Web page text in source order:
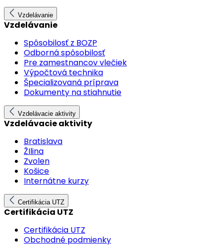
Vzdelávanie
Vzdelávanie
Spôsobilosť z BOZP
Odborná spôsobilosť
Pre zamestnancov vlečiek
Výpočtová technika
Špecializovaná príprava
Dokumenty na stiahnutie
Vzdelávacie aktivity
Vzdelávacie aktivity
Bratislava
ŽIlina
Zvolen
Košice
Internátne kurzy
Certifikácia UTZ
Certifikácia UTZ
Certifikácia UTZ
Obchodné podmienky